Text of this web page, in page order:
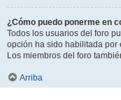
¿Cómo puedo ponerme en
Todos los usuarios del foro
opción ha sido habilitada por
Los miembros del foro
Arriba